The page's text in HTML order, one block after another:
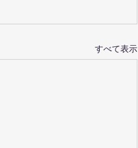
すべて表示